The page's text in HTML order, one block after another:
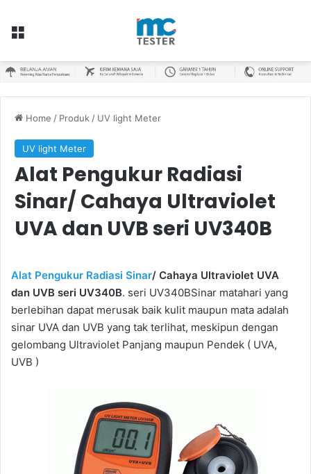
Menu
Home / Produk / UV light Meter
UV light Meter
Alat Pengukur Radiasi
Sinar/ Cahaya Ultraviolet
UVA dan UVB seri UV340B
Alat Pengukur Radiasi Sinar/ Cahaya Ultraviolet UVA
dan UVB seri UV340B. seri UV340BSinar matahari yang
berlebihan dapat merusak baik kulit maupun mata adalah
sinar UVA dan UVB yang tak terlihat, meskipun dengan
gelombang Ultraviolet Panjang maupun Pendek ( UVA,
UVB )